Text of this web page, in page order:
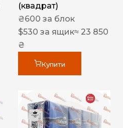
(квадрат)
₴600 за блок
$530 за ящик≈ 23 850
₴
Купити